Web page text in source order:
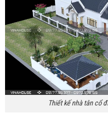
Thiết kế nhà tân cổ